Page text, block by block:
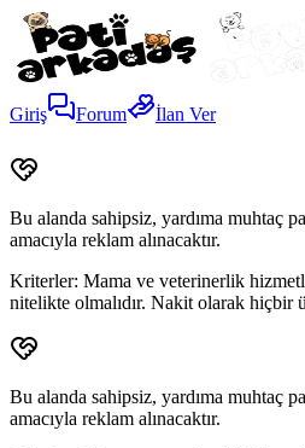
Giriş Forum İlan Ver
Bu alanda sahipsiz, yardıma muhtaç
amacıyla reklam alınacaktır.
Kriterler: Mama ve veterinerlik
nitelikte olmalıdır. Nakit olarak hiçbir
Bu alanda sahipsiz, yardıma muhtaç
amacıyla reklam alınacaktır.